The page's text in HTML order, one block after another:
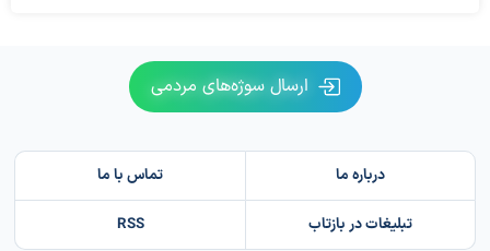
ارسال سوژه‌های مردمی
درباره ما تماس با ما
تبلیغات در بازتاب RSS